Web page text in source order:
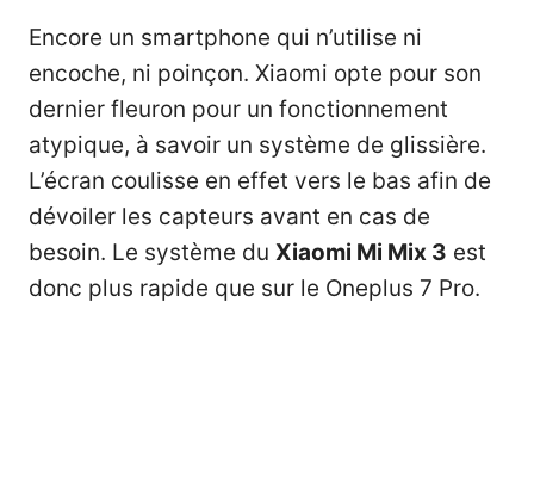
Encore un smartphone qui n’utilise ni
encoche, ni poinçon. Xiaomi opte pour son
dernier fleuron pour un fonctionnement
atypique, à savoir un système de glissière.
L’écran coulisse en effet vers le bas afin de
dévoiler les capteurs avant en cas de
besoin. Le système du Xiaomi Mi Mix 3 est
donc plus rapide que sur le Oneplus 7 Pro.